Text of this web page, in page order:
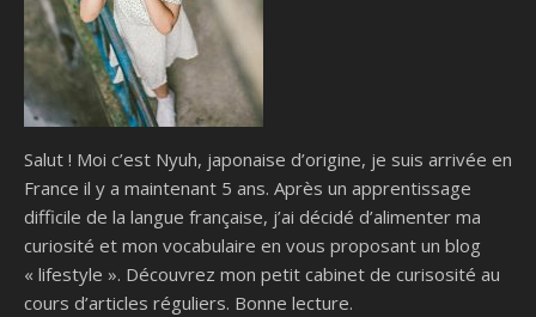
Salut ! Moi c’est Nyuh, japonaise d’origine, je suis arrivée en
France il y a maintenant 5 ans. Après un apprentissage
difficile de la langue française, j’ai décidé d’alimenter ma
curiosité et mon vocabulaire en vous proposant un blog
« lifestyle ». Découvrez mon petit cabinet de curisosité au
cours d’articles réguliers. Bonne lecture.